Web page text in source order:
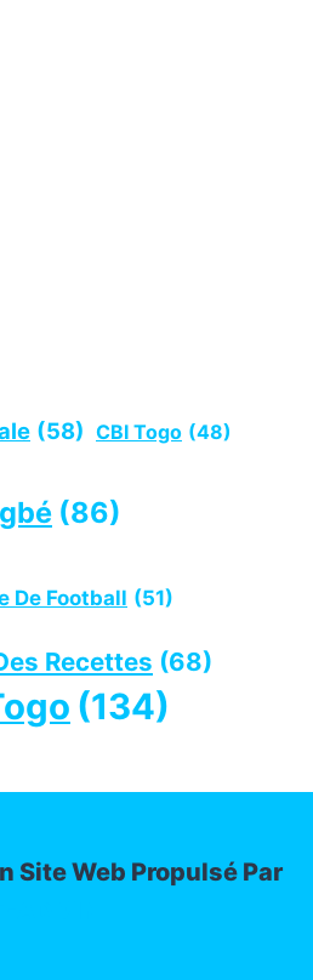
(58) CBI Togo (48)
(86)
De Football (51)
Recettes (68)
(134)
Site Web Propulsé Par